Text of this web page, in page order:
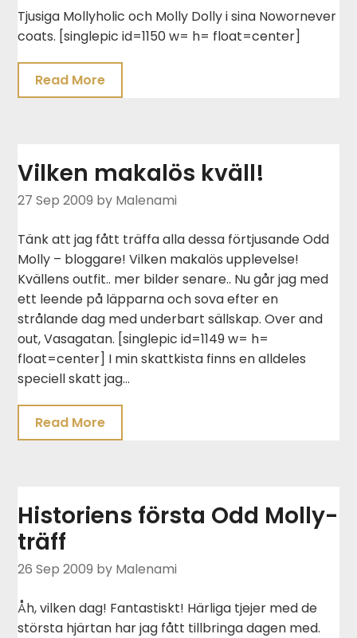
Tjusiga Mollyholic och Molly Dolly i sina Nowornever
coats. [singlepic id=1150 w= h= float=center]
Read More
Vilken makalös kväll!
27 Sep 2009 by Malenami
Tänk att jag fått träffa alla dessa förtjusande Odd
Molly – bloggare! Vilken makalös upplevelse!
Kvällens outfit.. mer bilder senare.. Nu går jag med
ett leende på läpparna och sova efter en
strålande dag med underbart sällskap. Over and
out, Vasagatan. [singlepic id=1149 w= h=
float=center] I min skattkista finns en alldeles
speciell skatt jag…
Read More
Historiens första Odd Molly-
träff
26 Sep 2009 by Malenami
Åh, vilken dag! Fantastiskt! Härliga tjejer med de
största hjärtan har jag fått tillbringa dagen med.